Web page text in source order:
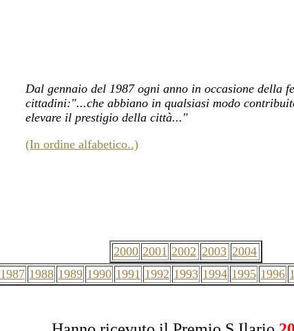
Dal gennaio del 1987 ogni anno in occasione
cittadini:"...che abbiano in qualsiasi modo
elevare il prestigio della città..."
(In ordine alfabetico..)
2000 2001 2002 2003 2004
1987 1988 1989 1990 1991 1992 1993 1994 1995 1996